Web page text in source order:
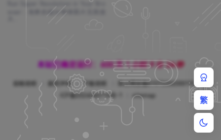
Run Super Resolution in Your Bro
本站已稳定运行：600 天 1 小时 9 分 24 秒
版权声明 下载说明 陕公网安备61072202000192
陕
ICP备2024040716号-1
sitemap
繁